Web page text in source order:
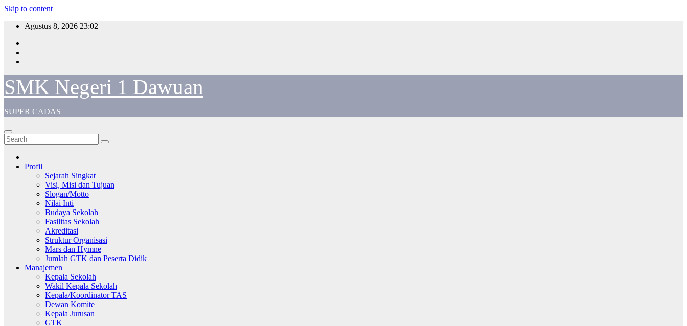
Skip to content
Agustus 8, 2026 23:02
SMK Negeri 1 Dawuan
SUPER CADAS
Profil
Sejarah Singkat
Visi, Misi dan Tujuan
Slogan/Motto
Nilai Inti
Budaya Sekolah
Fasilitas Sekolah
Akreditasi
Struktur Organisasi
Mars dan Hymne
Jumlah GTK dan Peserta Didik
Manajemen
Kepala Sekolah
Wakil Kepala Sekolah
Kepala/Koordinator TAS
Dewan Komite
Kepala Jurusan
GTK